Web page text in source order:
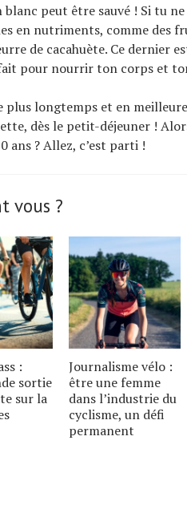
peut être sauvé ! Si tu ne
en nutriments, comme des
de cacahuète. Ce dernier
pour nourrir ton corps et
plus longtemps et en
dès le petit-déjeuner !
ans ? Allez, c’est parti !
vous ?
:
sortie
sur la
Journalisme vélo :
être une femme
dans l’industrie du
cyclisme, un défi
permanent